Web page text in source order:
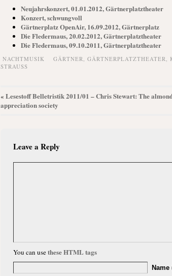
Neujahrskonzert, 01.01.2012, Gärtnerplatztheater
Konzert, schwungvoll
Gärtnerplatz OpenAir, 16.09.2012, Gärtnerplatz
Die Fledermaus, 20.02.2012, Gärtnerplatztheater
Die Fledermaus, 09.10.2011, Gärtnerplatztheater
NACHTMUSIK GÄRTNER, GÄRTNERPLATZTHEATER,
STRAUSS
« Lesestoff Belletristik 2011/01 – Chris Stewart: The
appreciation society
Leave a Reply
You can usethese HTML tags
Name